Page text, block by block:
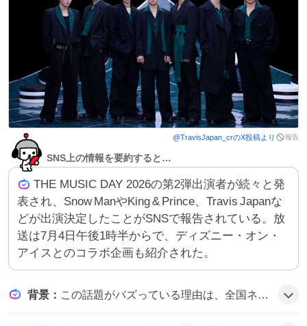
@TravisJapan_crのX投稿より 報告
SNS上の情報を要約すると…
THE MUSIC DAY 2026の第2弾出演者が続々と発
表され、Snow ManやKing & Prince、Travis Japanな
どが出演決定したことがSNSで報告されている。放
送は7月4日午後1時半からで、ディズニー・オン・
アイスとのコラボ企画も紹介された。
背景 ： この話題がバズっている理由は、全国ネットの大型音楽特番『THE MUSIC DAY 2026』が7月4日に放送されることと、人気アイドルグループの出演が続々と決まったことで、ファンの期待感が高まっているためだとみられる。